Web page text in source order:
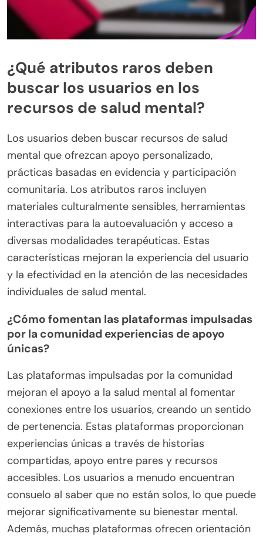
¿Qué atributos raros deben
buscar los usuarios en los
recursos de salud mental?
Los usuarios deben buscar recursos de salud
mental que ofrezcan apoyo personalizado,
prácticas basadas en evidencia y participación
comunitaria. Los atributos raros incluyen
materiales culturalmente sensibles, herramientas
interactivas para la autoevaluación y acceso a
diversas modalidades terapéuticas. Estas
características mejoran la experiencia del usuario
y la efectividad en la atención de las necesidades
individuales de salud mental.
¿Cómo fomentan las plataformas impulsadas
por la comunidad experiencias de apoyo
únicas?
Las plataformas impulsadas por la comunidad
mejoran el apoyo a la salud mental al fomentar
conexiones entre los usuarios, creando un sentido
de pertenencia. Estas plataformas proporcionan
experiencias únicas a través de historias
compartidas, apoyo entre pares y recursos
accesibles. Los usuarios a menudo encuentran
consuelo al saber que no están solos, lo que puede
mejorar significativamente su bienestar mental.
Además, muchas plataformas ofrecen orientación